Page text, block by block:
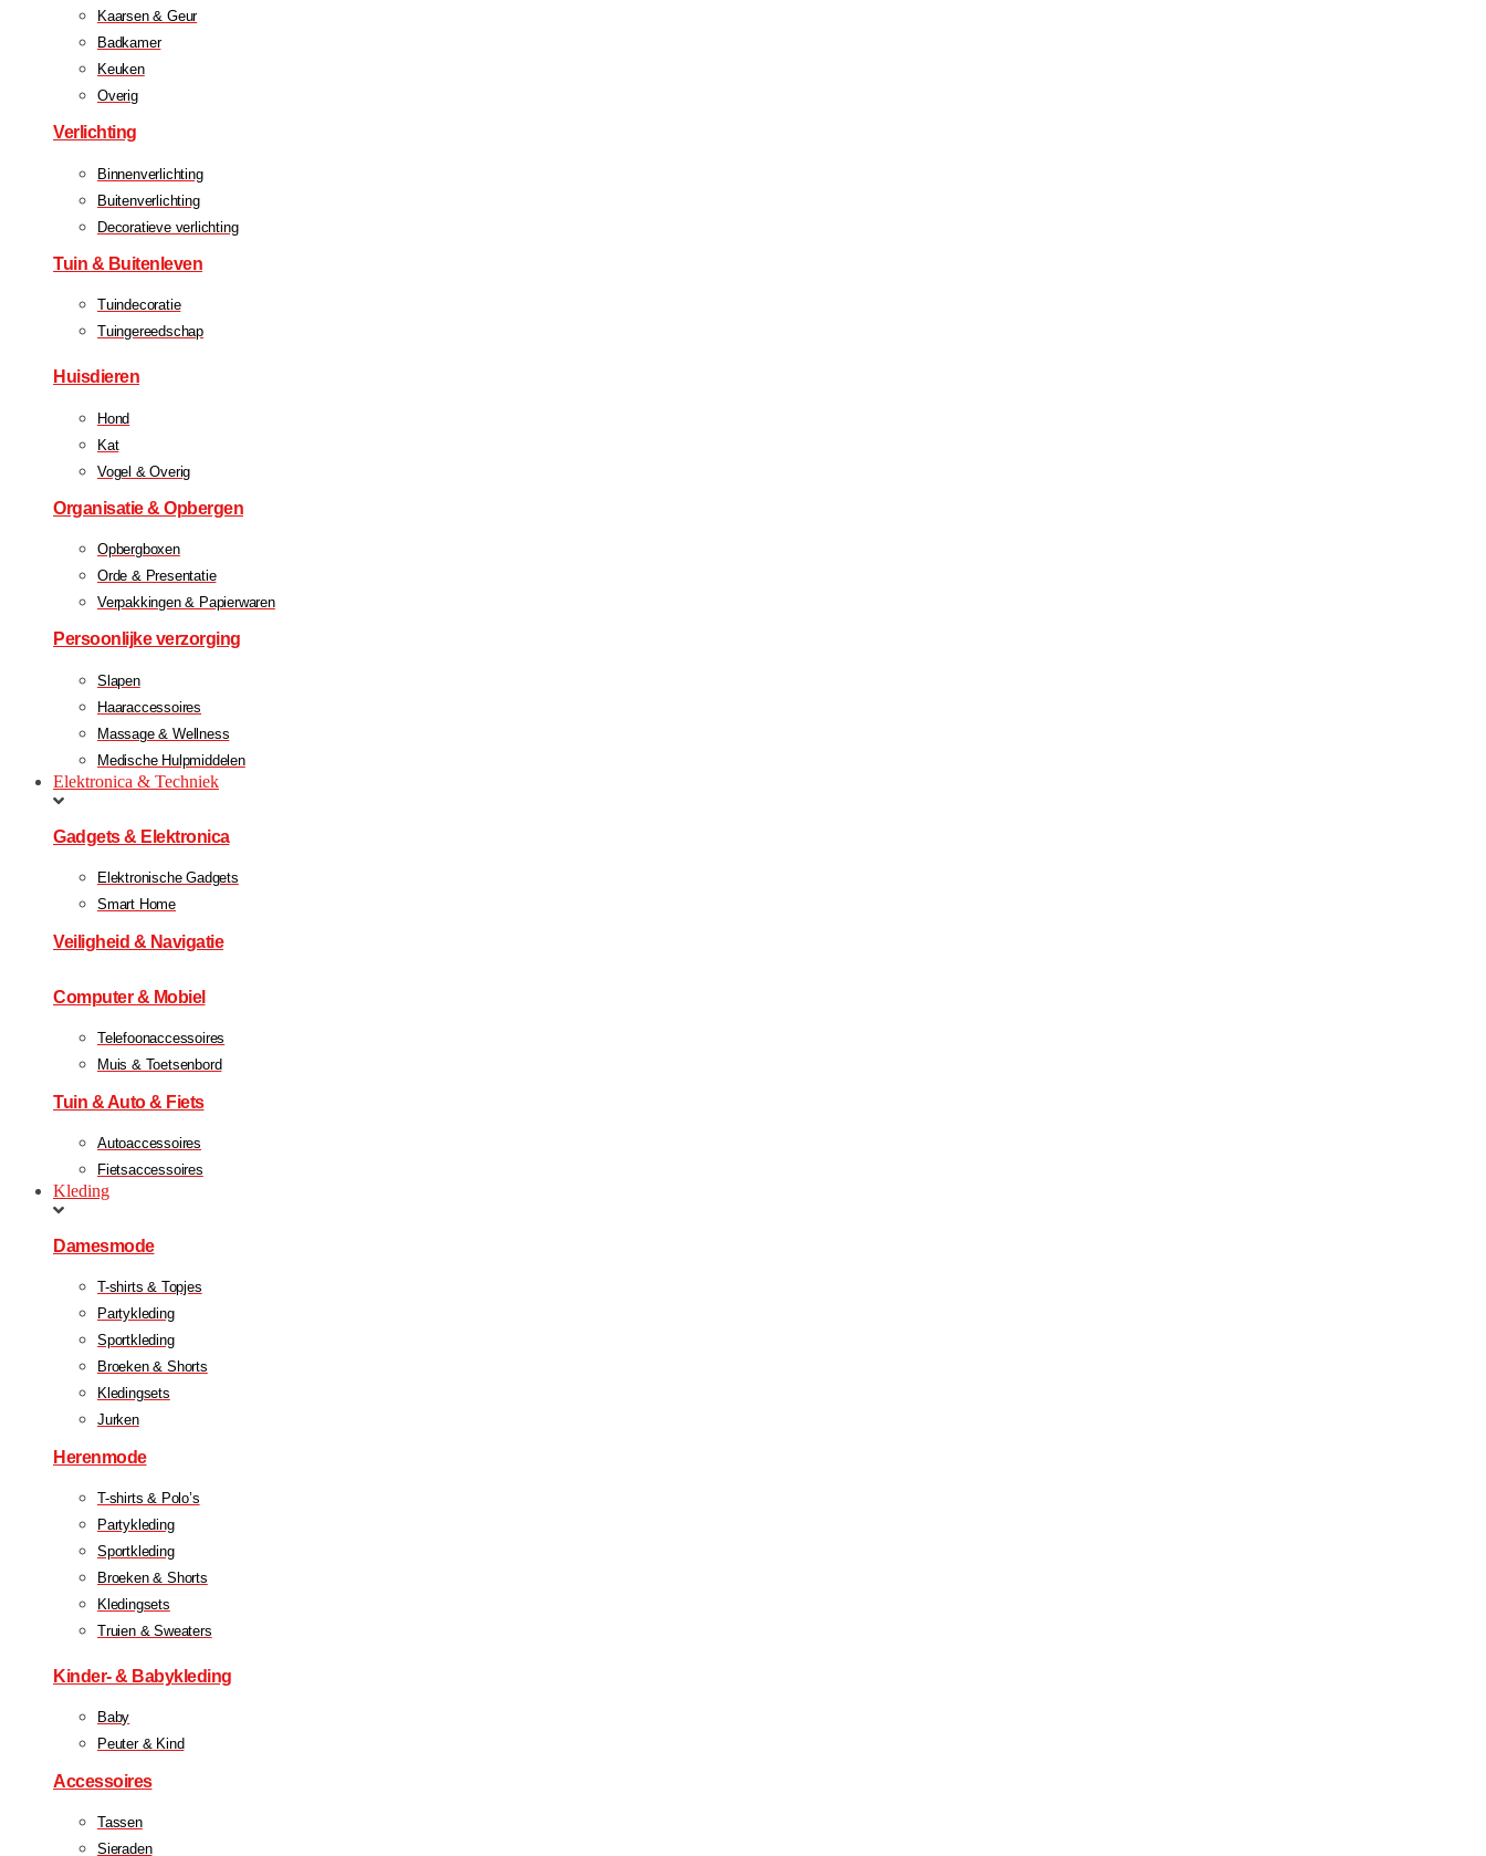
Kaarsen & Geur
Badkamer
Keuken
Overig
Verlichting
Binnenverlichting
Buitenverlichting
Decoratieve verlichting
Tuin & Buitenleven
Tuindecoratie
Tuingereedschap
Huisdieren
Hond
Kat
Vogel & Overig
Organisatie & Opbergen
Opbergboxen
Orde & Presentatie
Verpakkingen & Papierwaren
Persoonlijke verzorging
Slapen
Haaraccessoires
Massage & Wellness
Medische Hulpmiddelen
Elektronica & Techniek
Gadgets & Elektronica
Elektronische Gadgets
Smart Home
Veiligheid & Navigatie
Computer & Mobiel
Telefoonaccessoires
Muis & Toetsenbord
Tuin & Auto & Fiets
Autoaccessoires
Fietsaccessoires
Kleding
Damesmode
T-shirts & Topjes
Partykleding
Sportkleding
Broeken & Shorts
Kledingsets
Jurken
Herenmode
T-shirts & Polo’s
Partykleding
Sportkleding
Broeken & Shorts
Kledingsets
Truien & Sweaters
Kinder- & Babykleding
Baby
Peuter & Kind
Accessoires
Tassen
Sieraden